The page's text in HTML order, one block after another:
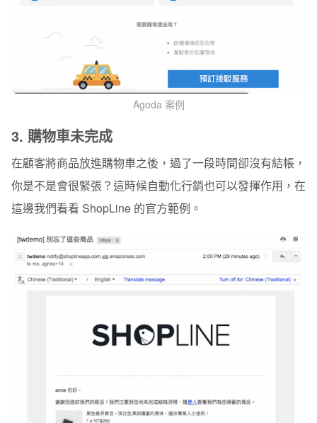
Agoda 案例
3. 購物車未完成
在顧客將商品放進購物車之後，過了一段時間卻沒有結帳，
你是不是會很緊張？這時候自動化行銷也可以發揮作用，在
這邊我們看看 ShopLine 的官方範例。